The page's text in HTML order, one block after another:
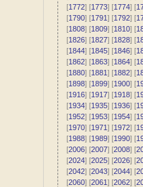
[1772] [1773] [1774] [
[1790] [1791] [1792] [
[1808] [1809] [1810] [
[1826] [1827] [1828] [
[1844] [1845] [1846] [
[1862] [1863] [1864] [
[1880] [1881] [1882] [
[1898] [1899] [1900] [
[1916] [1917] [1918] [
[1934] [1935] [1936] [
[1952] [1953] [1954] [
[1970] [1971] [1972] [
[1988] [1989] [1990] [
[2006] [2007] [2008] [
[2024] [2025] [2026] [
[2042] [2043] [2044] [
[2060] [2061] [2062] [